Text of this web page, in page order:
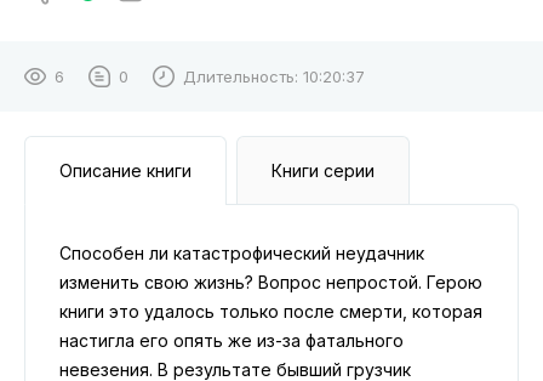
6 0 Длительность: 10:20:37
Описание книги Книги серии
Способен ли катастрофический неудачник
изменить свою жизнь? Вопрос непростой. Герою
книги это удалось только после смерти, которая
настигла его опять же из-за фатального
невезения. В результате бывший грузчик